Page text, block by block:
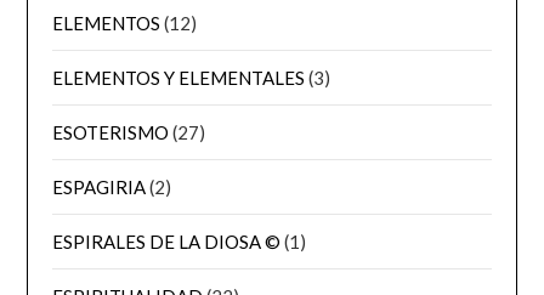
ELEMENTOS (12)
ELEMENTOS Y ELEMENTALES (3)
ESOTERISMO (27)
ESPAGIRIA(2)
ESPIRALES DE LA DIOSA © (1)